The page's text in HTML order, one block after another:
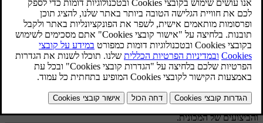
המכונית מצוידת במספר מאפיינים המשפיעים על דינמיקת הנהיגה
והביצועים של המכונית.